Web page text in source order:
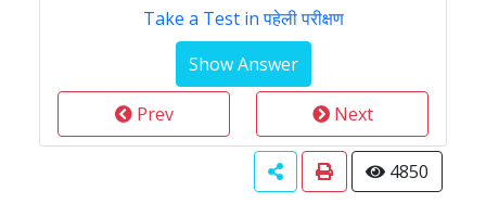
Take a Test in पहेली परीक्षण
Prev Next
4850